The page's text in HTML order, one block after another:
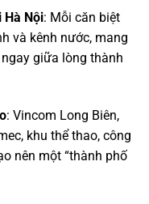
Hà Nội: Mỗi căn biệt
và kênh nước, mang
giữa lòng thành
: Vincom Long Biên,
khu thể thao, công
nên một “thành phố